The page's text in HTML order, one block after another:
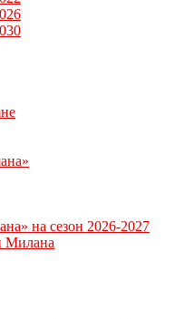
на сезон 2026-2027
Милана